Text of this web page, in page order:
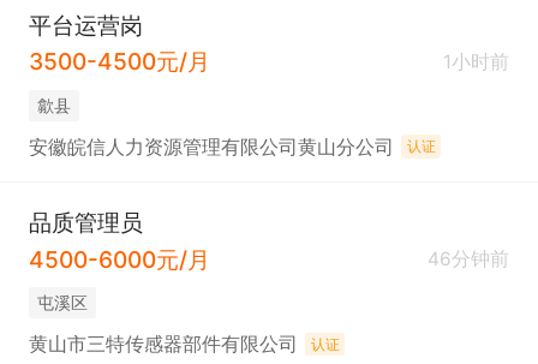
平台运营岗
3500-4500元/月
1小时前
歙县
安徽皖信人力资源管理有限公司黄山分公司 认证
品质管理员
4500-6000元/月
46分钟前
屯溪区
黄山市三特传感器部件有限公司 认证